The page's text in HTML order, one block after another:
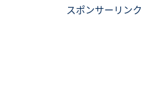
スポンサーリンク